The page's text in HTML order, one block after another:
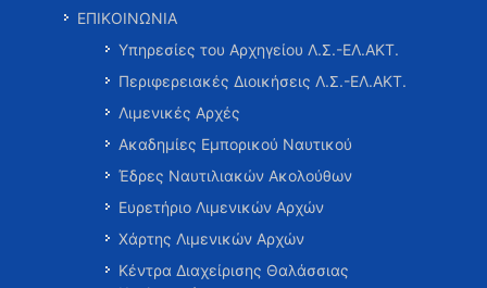
ΕΠΙΚΟΙΝΩΝΙΑ
Υπηρεσίες του Αρχηγείου Λ.Σ.-ΕΛ.ΑΚΤ.
Περιφερειακές Διοικήσεις Λ.Σ.-ΕΛ.ΑΚΤ.
Λιμενικές Αρχές
Ακαδημίες Εμπορικού Ναυτικού
Έδρες Ναυτιλιακών Ακολούθων
Ευρετήριο Λιμενικών Αρχών
Χάρτης Λιμενικών Αρχών
Κέντρα Διαχείρισης Θαλάσσιας